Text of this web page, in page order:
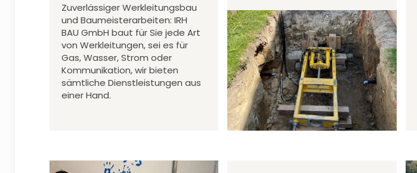
Zuverlässiger Werkleitungsbau
und Baumeisterarbeiten: IRH
BAU GmbH baut für Sie jede Art
von Werkleitungen, sei es für
Gas, Wasser, Strom oder
Kommunikation, wir bieten
sämtliche Dienstleistungen aus
einer Hand.